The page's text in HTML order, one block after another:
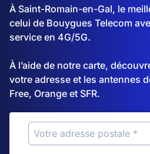
À Saint-Romain-en-Gal, le
celui de Bouygues Telecom
service en 4G/5G.
À l’aide de notre carte,
votre adresse et les antennes
Free, Orange et SFR.